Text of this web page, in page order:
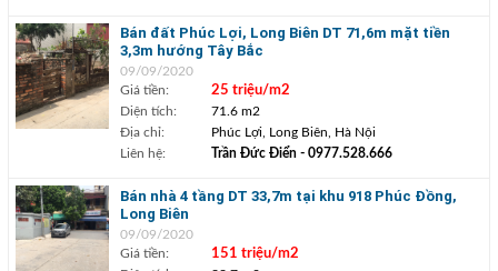
Bán đất Phúc Lợi, Long Biên DT 71,6m mặt tiền
3,3m hướng Tây Bắc
09/09/2020
Giá tiền:
25 triệu/m2
Diện tích:
71.6 m2
Địa chỉ:
Phúc Lợi, Long Biên, Hà Nội
Liên hệ:
Trần Đức Điển- 0977.528.666
Bán nhà 4 tầng DT 33,7m tại khu 918 Phúc Đồng,
Long Biên
09/09/2020
Giá tiền:
151 triệu/m2